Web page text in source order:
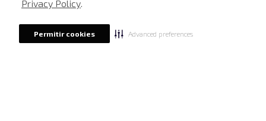
Privacy Policy.
Permitir cookies Advanced preferences